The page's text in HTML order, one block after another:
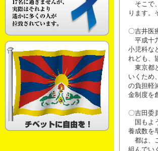
そこで
ります。
〇吉井医
平成十
小児科な
れども、
東京都
いくため
の負担軽
金制度を
〇吉田委
国もよ
養成数を
都は、